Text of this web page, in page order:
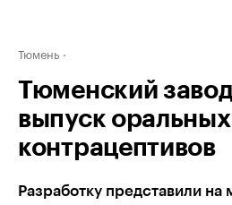
Тюмень
Тюменский
выпуск оральных
контрацептивов
Разработку представили